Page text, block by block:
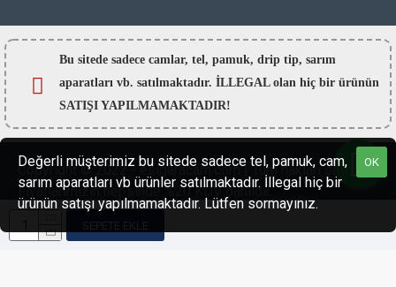
Bu sitede sadece camlar, tel, pamuk, drip tip, sarım
aparatları vb. satılmaktadır. İLLEGAL olan hiç bir ürünün
SATIŞI YAPILMAMAKTADIR!
Copyright © 2022 - esigaracam.com | Tüm hakları saklıdır.
Fiyatlarımızın hepsinde %20 KDV dahildir.
OK
Değerli müşterimiz bu sitede sadece tel, pamuk, cam,
sarım aparatları vb ürünler satılmaktadır. İllegal hiç bir
ürünün satışı yapılmamaktadır. Lütfen sormayınız.